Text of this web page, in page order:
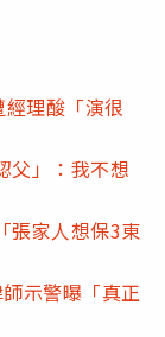
理酸「演很
父」：我不想
張家人想保3東
示警曝「真正